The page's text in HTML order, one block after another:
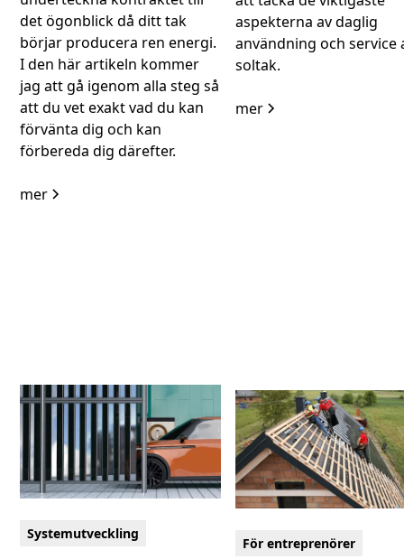
det ögonblick då ditt tak
börjar producera ren energi.
I den här artikeln kommer
jag att gå igenom alla steg så
att du vet exakt vad du kan
förvänta dig och kan
förbereda dig därefter.
mer
aspekterna av daglig
användning och service
soltak.
mer
Systemutveckling
För entreprenörer